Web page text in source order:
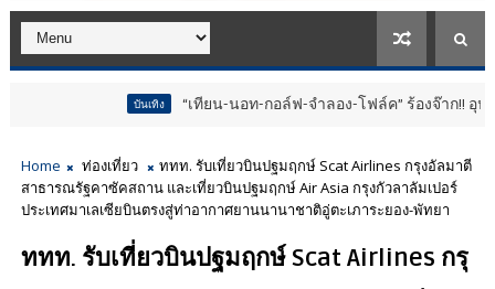
“เทียน-นอท-กอล์ฟ-จำลอง-โฟล์ค” ร้องจ๊าก!! อุปกรณ์ม่วนจอยงา
Home ท่องเที่ยว
ททท. รับเที่ยวบินปฐมฤกษ์ Scat Airlines กรุงอัลมาตี
สาธารณรัฐคาซัคสถาน และเที่ยวบินปฐมฤกษ์ Air Asia กรุงกัวลาลัมเปอร์
ประเทศมาเลเซียบินตรงสู่ท่าอากาศยานนานาชาติอู่ตะเภาระยอง-พัทยา
ททท. รับเที่ยวบินปฐมฤกษ์ Scat Airlines กรุ